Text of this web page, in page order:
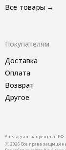
Все товары →
Другое
Возврат
Оплата
Доставка
Покупателям
Ⓒ 2026 Все права
*instagram запрещён в РФ